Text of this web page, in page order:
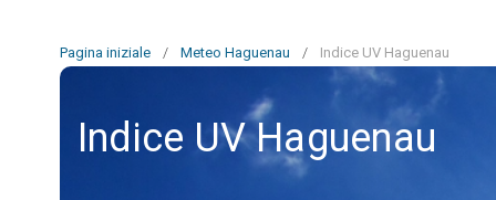
Pagina iniziale / Meteo Haguenau / Indice UV Haguenau
Indice UV Haguenau